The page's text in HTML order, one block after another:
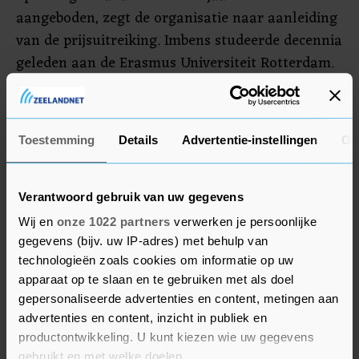
Toestemming Details Advertentie-instellingen
Verantwoord gebruik van uw gegevens
Wij en onze 1022 partners verwerken je persoonlijke
gegevens (bijv. uw IP-adres) met behulp van
technologieën zoals cookies om informatie op uw
apparaat op te slaan en te gebruiken met als doel
gepersonaliseerde advertenties en content, metingen aan
advertenties en content, inzicht in publiek en
productontwikkeling. U kunt kiezen wie uw gegevens
aangeboden, zegt de organisatie naar aanleiding
van de prijsuitreiking. Imbens studeerde decennia
geleden aan de Erasmus Universiteit Rotterdam.
Sinds de jaren tachtig werkt hij in de Verenigde
Staten, waar hij hoogleraar toegepaste
econometrie en economie is aan Stanford
University.
Mede-winnaar Card is verbonden aan de
University of California. Hij krijgt de helft van het
prijzengeld, dat in totaal 10 miljoen Zweedse
kroon bedraagt (omgerekend iets minder dan 1
miljoen euro). Imbens en Angrist, van het
Massachusetts Institute of Technology, delen de
andere helft van het prijzengeld.